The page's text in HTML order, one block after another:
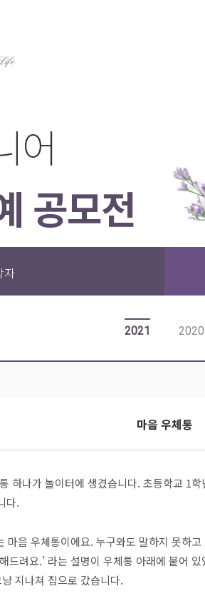
어
공모전
자
2021 2020
마음 우체통
하나가 놀이터에 생겼습니다. 초등학교 1
다.
마음 우체통이에요. 누구와도 말하지 못하
드려요.’ 라는 설명이 우체통 아래에 붙어
지나쳐 집으로 갔습니다.